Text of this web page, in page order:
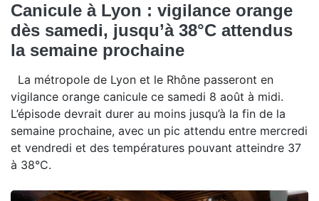
Canicule à Lyon : vigilance orange
dès samedi, jusqu’à 38°C attendus
la semaine prochaine
La métropole de Lyon et le Rhône passeront en
vigilance orange canicule ce samedi 8 août à midi.
L’épisode devrait durer au moins jusqu’à la fin de la
semaine prochaine, avec un pic attendu entre mercredi
et vendredi et des températures pouvant atteindre 37
à 38°C.